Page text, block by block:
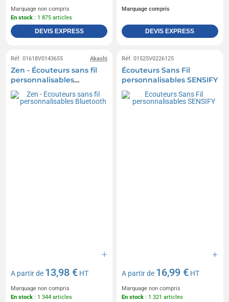
Marquage non compris
En stock : 1 875 articles
DEVIS EXPRESS
Marquage compris
DEVIS EXPRESS
Akashi
Réf. 01618V0143655
Zen - Écouteurs sans fil
personnalisables
Bluetooth
A partir de 13,98 € HT
Marquage non compris
En stock : 1 344 articles
Réf. 01525V0226125
Écouteurs Sans Fil
personnalisables SENSIFY
A partir de 16,99 € HT
Marquage non compris
En stock : 1 321 articles